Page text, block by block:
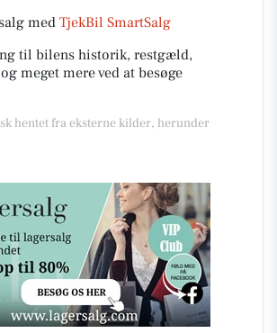
med TjekBil SmartSalg
til bilens historik, restgæld,
meget mere ved at besøge
hentet fra eksterne kilder, herunder